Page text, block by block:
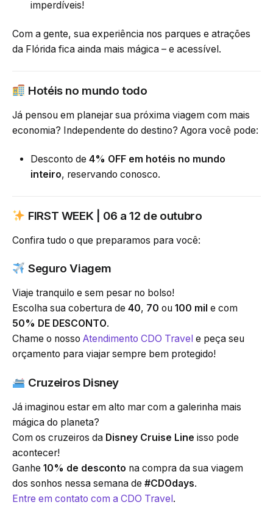
imperdíveis!
Com a gente, sua experiência nos parques e atrações
da Flórida fica ainda mais mágica – e acessível.
Hotéis no mundo todo
Já pensou em planejar sua próxima viagem com mais
economia? Independente do destino? Agora você pode:
Desconto de 4% OFF em hotéis no mundo
inteiro, reservando conosco.
FIRST WEEK | 06 a 12 de outubro
Confira tudo o que preparamos para você:
Seguro Viagem
Viaje tranquilo e sem pesar no bolso!
Escolha sua cobertura de 40, 70 ou 100 mil e com
50% DE DESCONTO.
Chame o nosso Atendimento CDO Travel e peça seu
orçamento para viajar sempre bem protegido!
Cruzeiros Disney
Já imaginou estar em alto mar com a galerinha mais
mágica do planeta?
Com os cruzeiros da Disney Cruise Line isso pode
acontecer!
Ganhe 10% de desconto na compra da sua viagem
dos sonhos nessa semana de #CDOdays.
Entre em contato com a CDO Travel.